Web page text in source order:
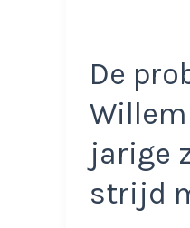
De
jarige
strijd